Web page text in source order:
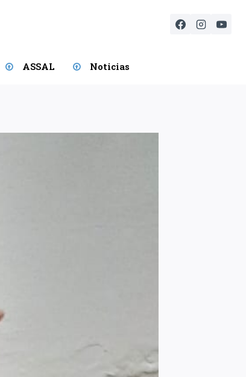
ASSAL Noticias